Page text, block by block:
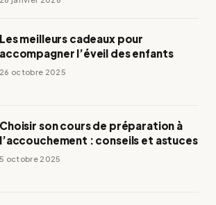
Les meilleurs cadeaux pour
accompagner l’éveil des enfants
26 octobre 2025
Choisir son cours de préparation à
l’accouchement : conseils et astuces
5 octobre 2025